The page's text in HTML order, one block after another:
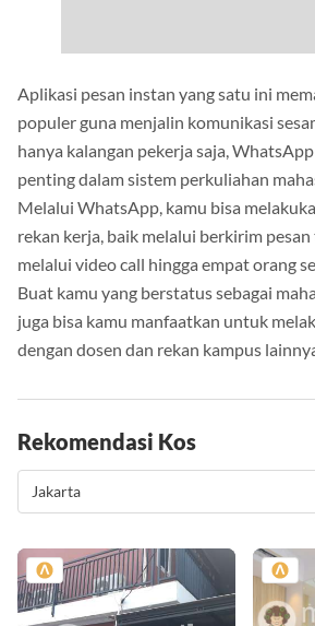
Aplikasi pesan instan yang satu ini
populer guna menjalin komunikasi
hanya kalangan pekerja saja,
penting dalam sistem perkuliahan
Melalui WhatsApp, kamu bisa
rekan kerja, baik melalui berkirim
melalui video call hingga empat orang
Buat kamu yang berstatus sebagai
juga bisa kamu manfaatkan untuk
dengan dosen dan rekan kampus
Rekomendasi Kos